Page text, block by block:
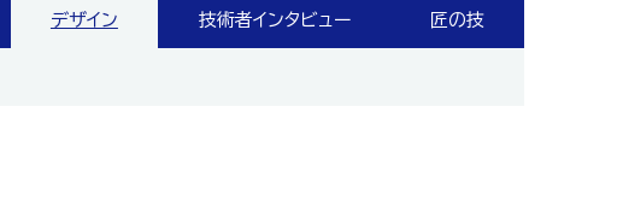
デザイン 技術者インタビュー 匠の技